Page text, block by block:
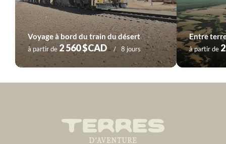
Voyage à bord du train du désert
à partir de 2 560 $CAD 8 jours à partir de